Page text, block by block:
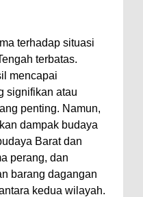
terhadap situasi
terbatas.
mencapai
signifikan atau
penting. Namun,
dampak budaya
Barat dan
perang, dan
barang dagangan
kedua wilayah.